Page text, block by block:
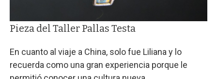
Pieza del Taller Pallas Testa
En cuanto al viaje a China, solo fue Liliana y lo
recuerda como una gran experiencia porque le